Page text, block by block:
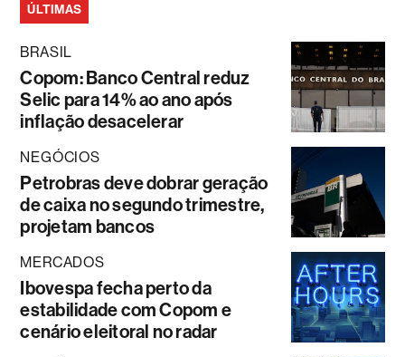
ÚLTIMAS
BRASIL
Copom: Banco Central reduz
Selic para 14% ao ano após
inflação desacelerar
NEGÓCIOS
Petrobras deve dobrar geração
de caixa no segundo trimestre,
projetam bancos
MERCADOS
Ibovespa fecha perto da
estabilidade com Copom e
cenário eleitoral no radar